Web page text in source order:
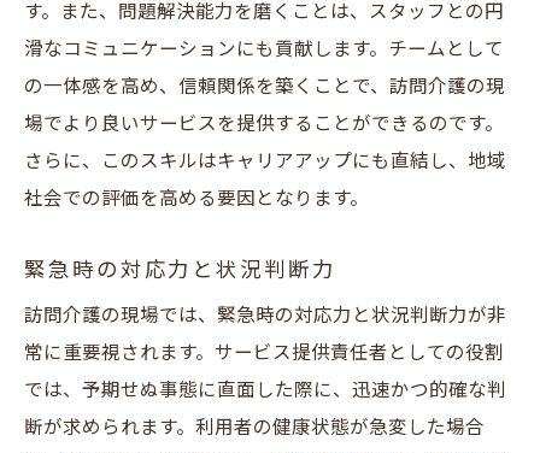
す。また、問題解決能力を磨くことは、スタッフとの円
滑なコミュニケーションにも貢献します。チームとして
の一体感を高め、信頼関係を築くことで、訪問介護の現
場でより良いサービスを提供することができるのです。
さらに、このスキルはキャリアアップにも直結し、地域
社会での評価を高める要因となります。
緊急時の対応力と状況判断力
訪問介護の現場では、緊急時の対応力と状況判断力が非
常に重要視されます。サービス提供責任者としての役割
では、予期せぬ事態に直面した際に、迅速かつ的確な判
断が求められます。利用者の健康状態が急変した場合